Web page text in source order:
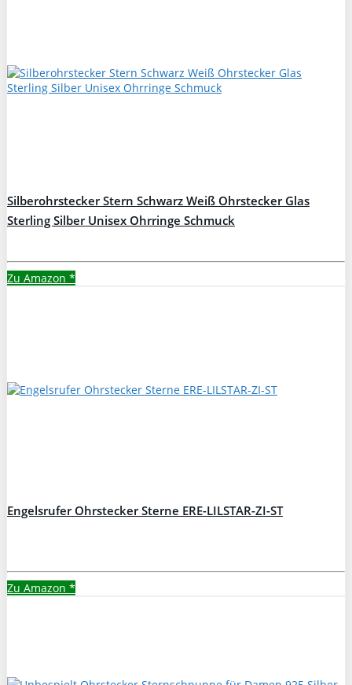
Silberohrstecker Stern Schwarz Weiß Ohrstecker Glas
Sterling Silber Unisex Ohrringe Schmuck
Zu Amazon *
Engelsrufer Ohrstecker Sterne ERE-LILSTAR-ZI-ST
Zu Amazon *